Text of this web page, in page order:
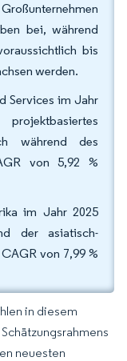
bei, während
bis
werden.
Services im Jahr
während des
von 5,92 %
im Jahr 2025
der asiatisch-
von 7,99 %
in diesem
neuesten